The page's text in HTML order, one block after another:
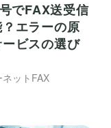
でFAX送受信
エラーの原
ビスの選び
ットFAX